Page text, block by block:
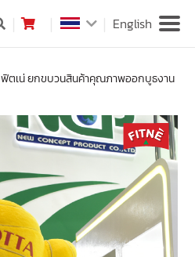
English
ฟิตเน่ ยกขบวนสินค้าคุณภาพออกบูธงาน